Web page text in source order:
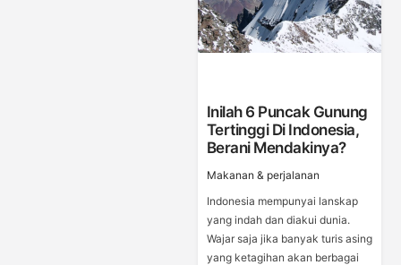
Inilah 6 Puncak Gunung
Tertinggi Di Indonesia,
Berani Mendakinya?
Makanan & perjalanan
Indonesia mempunyai lanskap
yang indah dan diakui dunia.
Wajar saja jika banyak turis asing
yang ketagihan akan berbagai